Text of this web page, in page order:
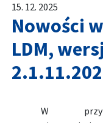
15. 12. 2025
Nowości
LDM,
W